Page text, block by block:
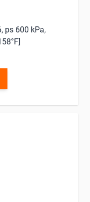
ps 600 kPa,